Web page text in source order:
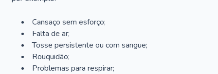
Cansaço sem esforço;
Falta de ar;
Tosse persistente ou com sangue;
Rouquidão;
Problemas para respirar;